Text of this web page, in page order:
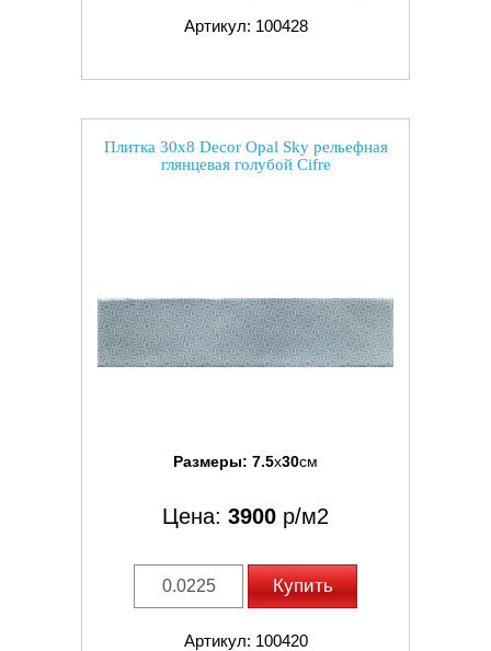
Артикул: 100428
Плитка 30x8 Decor Opal Sky рельефная
глянцевая голубой Cifre
Размеры: 7.5x30см
Цена: 3900 р/м2
Купить
Артикул: 100420